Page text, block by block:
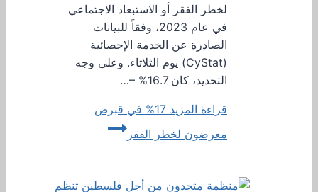
لخطر الفقر أو الاستبعاد الاجتماعي
في عام 2023، وفقاً للبيانات
الصادرة عن الخدمة الإحصائية
(CyStat) يوم الثلاثاء. وعلى وجه
التحديد، كان 16.7% –…
قراءة المزيد
17% في قبرص
معرضون لخطر الفقر